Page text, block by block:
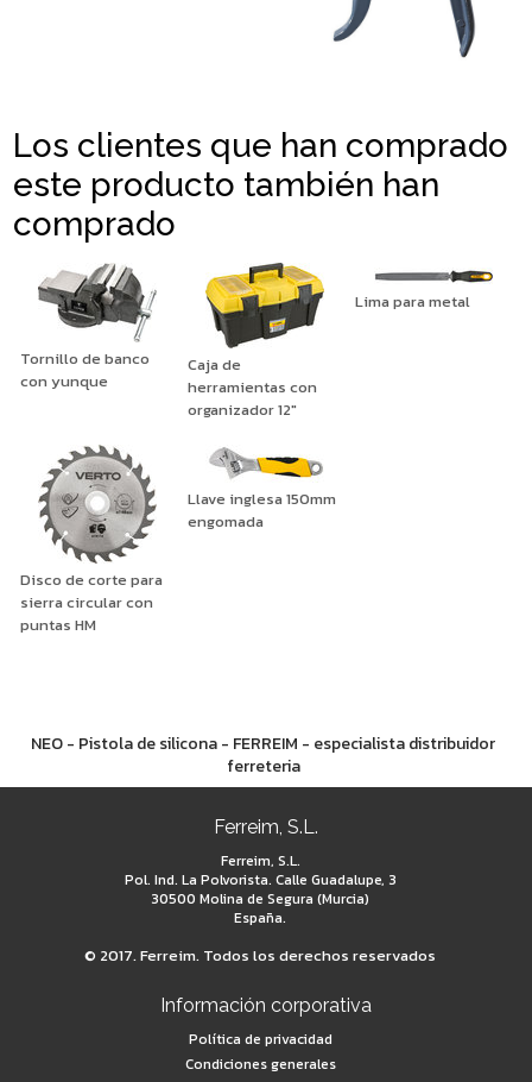
Los clientes que han comprado
este producto también han
comprado
Tornillo de banco
con yunque
Caja de
herramientas con
organizador 12"
Lima para metal
Disco de corte para
sierra circular con
puntas HM
Llave inglesa 150mm
engomada
NEO - Pistola de silicona - FERREIM - especialista distribuidor
ferreteria
Ferreim, S.L.
Ferreim, S.L.
Pol. Ind. La Polvorista. Calle Guadalupe, 3
30500 Molina de Segura (Murcia)
España.
© 2017. Ferreim. Todos los derechos reservados
Información corporativa
Política de privacidad
Condiciones generales